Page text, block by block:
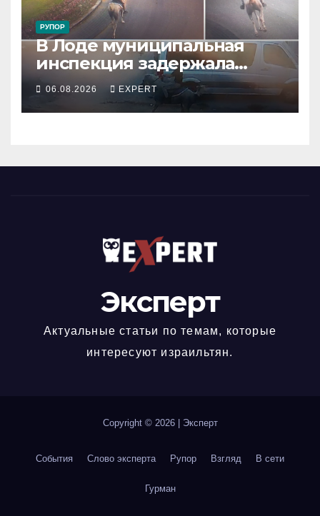
РУПОР
В Лоде муниципальная
инспекция задержала
подростка, устроившего
опасную скачку на лошади
по улицам города
06.08.2026 EXPERT
Эксперт
Актуальные статьи по темам, которые
интересуют израильтян.
Copyright © 2026 Эксперт
События Слово эксперта Рупор Взгляд В сети
Гурман